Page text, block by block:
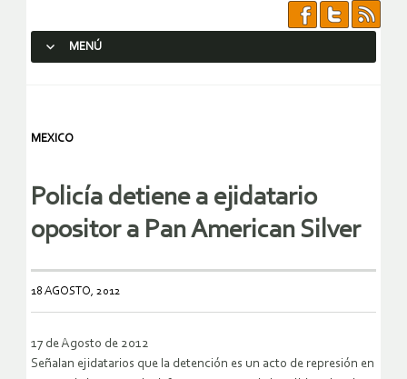
MENÚ
MEXICO
Policía detiene a ejidatario
opositor a Pan American Silver
18 AGOSTO, 2012
17 de Agosto de 2012
Señalan ejidatarios que la detención es un acto de represión en